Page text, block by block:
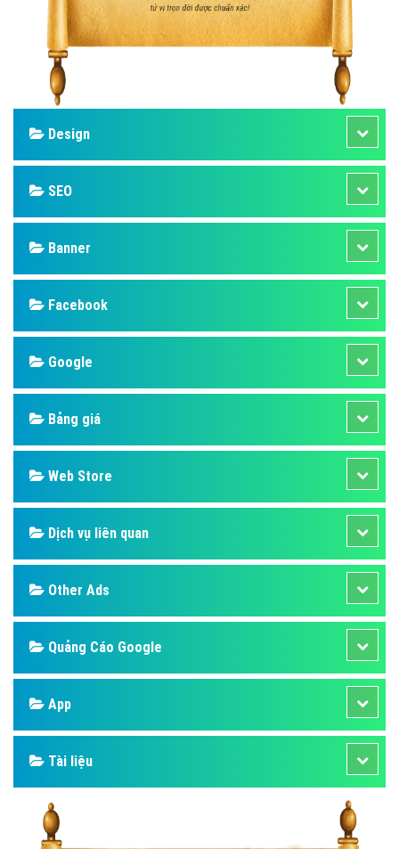
Design
SEO
Banner
Facebook
Google
Bảng giá
Web Store
Dịch vụ liên quan
Other Ads
Quảng Cáo Google
App
Tài liệu